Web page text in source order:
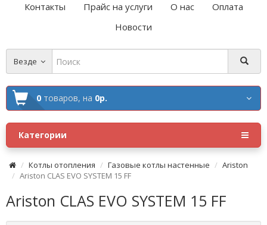
Контакты
Прайс на услуги О нас
Оплата
Новости
Везде
0 товаров, на 0р.
Категории
Котлы отопления Газовые котлы настенные
Ariston
Ariston CLAS EVO SYSTEM 15 FF
Ariston CLAS EVO SYSTEM 15 FF